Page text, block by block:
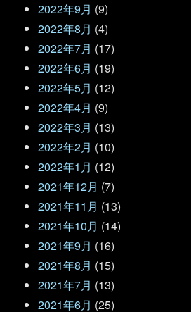
2022年9月 (9)
2022年8月 (4)
2022年7月 (17)
2022年6月 (19)
2022年5月 (12)
2022年4月 (9)
2022年3月 (13)
2022年2月 (10)
2022年1月 (12)
2021年12月 (7)
2021年11月 (13)
2021年10月 (14)
2021年9月 (16)
2021年8月 (15)
2021年7月 (13)
2021年6月 (25)